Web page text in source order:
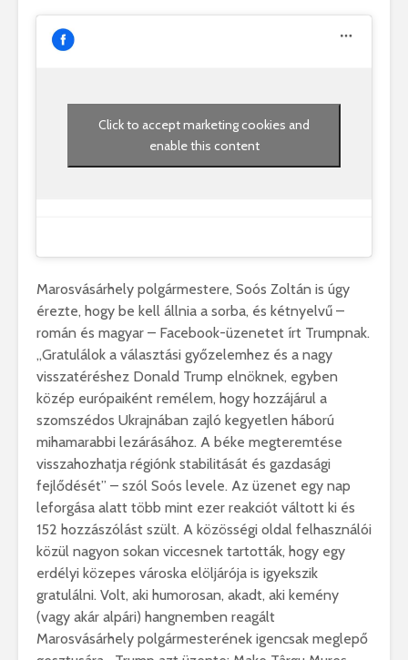
Click to accept marketing cookies and
enable this content
Marosvásárhely polgármestere, Soós Zoltán is úgy
érezte, hogy be kell állnia a sorba, és kétnyelvű –
román és magyar – Facebook-üzenetet írt Trumpnak.
„Gratulálok a választási győzelemhez és a nagy
visszatéréshez Donald Trump elnöknek, egyben
közép európaiként remélem, hogy hozzájárul a
szomszédos Ukrajnában zajló kegyetlen háború
mihamarabbi lezárásához. A béke megteremtése
visszahozhatja régiónk stabilitását és gazdasági
fejlődését” – szól Soós levele. Az üzenet egy nap
leforgása alatt több mint ezer reakciót váltott ki és
152 hozzászólást szült. A közösségi oldal felhasználói
közül nagyon sokan viccesnek tartották, hogy egy
erdélyi közepes városka elöljárója is igyekszik
gratulálni. Volt, aki humorosan, akadt, aki kemény
(vagy akár alpári) hangnemben reagált
Marosvásárhely polgármesterének igencsak meglepő